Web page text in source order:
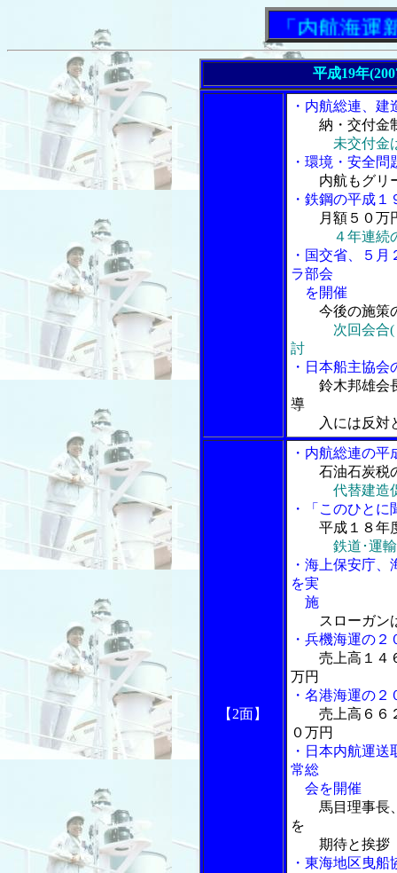
「内航海運新聞
平成19年
・内航総連、
納・交付金
未交付金
・環境・安全
内航もグリ
・鉄鋼の平成
月額５０万
４年連続
・国交省、５
ラ部会
を開催
今後の施策
次回会合
討
・日本船主協
鈴木邦雄会
導
入には反対
【2面】
・内航総連の
石油石炭税
代替建造
・「このひとに
平成１８年
鉄道･運
・海上保安庁
を実
施
スローガン
・兵機海運の
売上高１４
万円
・名港海運の
売上高６６
０万円
・日本内航運
常総
会を開催
馬目理事長
を
期待と挨拶
・東海地区曳